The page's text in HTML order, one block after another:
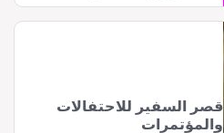
قصر السفير للاحتفالات
والمؤتمرات